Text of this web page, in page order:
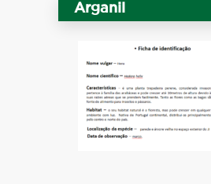
Arganil